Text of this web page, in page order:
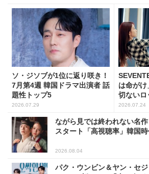
ソ・ジソブが1位に返り咲き！
7月第4週 韓国ドラマ出演者 話
題性トップ5
2026.07.29
は命がけ
切ないロ
2026.07.24
ながら見では終われない名
スタート「高視聴率」韓国
2026.08.04
パク・ウンビン＆ヤン・セ